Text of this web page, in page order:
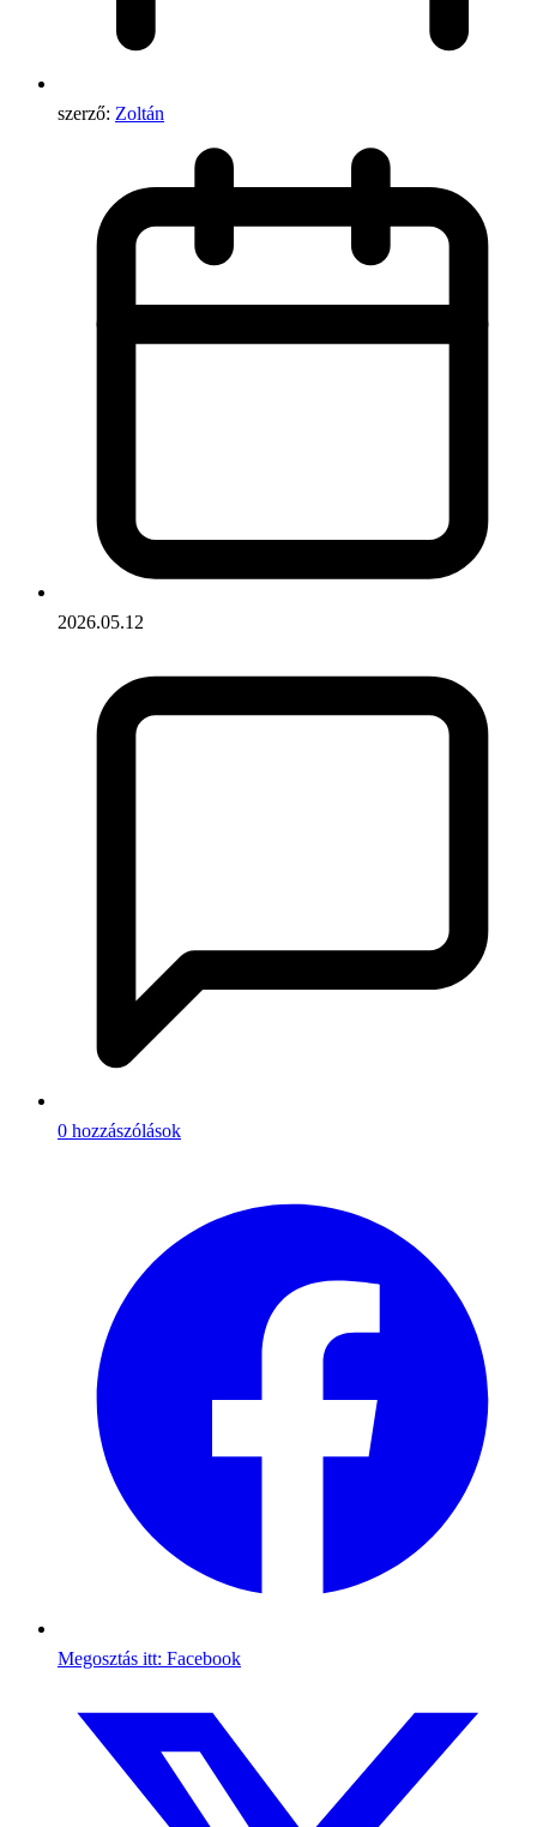
szerző: Zoltán
2026.05.12
0 hozzászólások
Megosztás itt: Facebook